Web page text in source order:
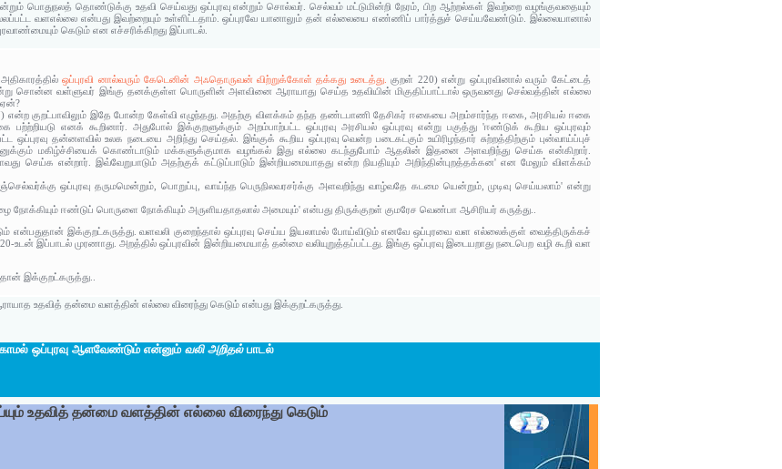
பொதுநலத் தொண்டுக்கு உதவி செய்வது ஒப்புரவு என்றும் சொல்வர். செல்வம் மட்டுமின்றி நேரம், பிற ஆற்றல்கள் இவற்றை வழங்குவதையும்
வளஎல்லை என்பது இவற்றையும் உள்ளிட்டதாம். ஒப்புரவே யானாலும் தன் எல்லையை எண்ணிப் பார்த்துச் செய்யவேண்டும். இல்லையானால்
கெடும் என எச்சரிக்கிறது இப்பாடல்.
அதிகாரத்தில்ஒப்புரவி னால்வரும் கேடெனின் அஃதொருவன் விற்றுக்கோள் தக்கது உடைத்து. குறள் 220) என்று ஒப்புரவினால் வரும் கேட்டைத்
சொன்ன வள்ளுவர் இங்கு தனக்குள்ள பொருளின் அளவினை ஆராயாது செய்த உதவியின் மிகுதிப்பாட்டால் ஒருவனது செல்வத்தின் எல்லை
என்ற குறட்பாவிலும் இதே போன்ற கேள்வி எழுந்தது. அதற்கு விளக்கம் தந்த தண்டபாணி தேசிகர் ஈகையை அறம்சார்ந்த ஈகை, அரசியல் ஈகை
பற்ற்றியடு எனக் கூறினார். அதுபோல் இக்குறளுக்கும் அறம்பாற்பட்ட ஒப்புரவு அரசியல் ஒப்புரவு என்று பகுத்து 'ஈண்டுக் கூறிய ஒப்புரவும்
ஒப்புரவு தன்னளவில் உலக நடையை அறிந்து செய்தல். இங்குக் கூறிய ஒப்புரவு வென்ற படைகட்கும் உயிரிழந்தார் சுற்றத்திற்கும் புன்வாய்ப்புச்
மகிழ்ச்சியைக் கொண்டாடும் மக்களுக்குமாக வழங்கல் இது எல்லை கடந்துபோம் ஆதலின் இதனை அளவறிந்து செய்க என்கிறார்.
செய்க என்றார். இவ்வேறுபாடும் அதற்குக் கட்டுப்பாடும் இன்றியமையாதது என்ற நியதியும் அறிந்தின்புறத்தக்கன' என மேலும் விளக்கம்
ஒப்புரவு தருமமென்றும், பொறுப்பு, வாய்ந்த பெருநிலவரசர்க்கு அளவறிந்து வாழ்வதே கடமை யென்றும், முடிவு செய்யலாம்' என்று
நோக்கியும் ஈண்டுப் பொருளை நோக்கியும் அருளியதாதலால் அமையும்' என்பது திருக்குறள் குமரேச வெண்பா ஆசிரியர் கருத்து..
என்பதுதான் இக்குறட்கருத்து. வளவலி குறைந்தால் ஒப்புரவு செய்ய இயலாமல் போய்விடும் எனவே ஒப்புரவை வள எல்லைக்குள் வைத்திருக்கச்
இப்பாடல் முரணாது. அறத்தில் ஒப்புரவின் இன்றியமையாத் தன்மை வலியுறுத்தப்பட்டது. இங்கு ஒப்புரவு இடையறாது நடைபெற வழி கூறி வள
இக்குறட்கருத்து..
உதவித் தன்மை வளத்தின் எல்லை விரைந்து கெடும் என்பது இக்குறட்கருத்து.
ஒப்புரவு ஆளவேண்டும் என்னும் வலி அறிதல்பாடல்
உதவித் தன்மை வளத்தின் எல்லை விரைந்து கெடும்